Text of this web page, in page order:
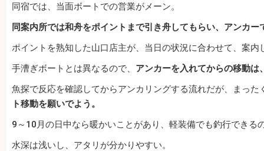
同宿では、当面ボートでの営業がメーン。
同案内所では和舟をポイントまで引き舟してもらい、アンカー
ポイントを熟知した山口店主が、当日の状況に合わせて、案内
手漕ぎボートとは異なるので、 アンカーを入れてからの移動
魚探で反応を確認してからアンカリングする流れだが、まった
ト移動を願いでよう。
9～10月の日中なら暖かいことがあり、軽装備でも釣行できる
水深は浅いし、アタリが分かりやすい。